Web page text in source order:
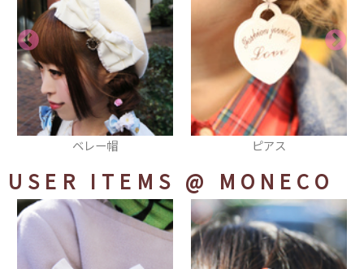
サスペンダー
USER ITEMS @ MONECO